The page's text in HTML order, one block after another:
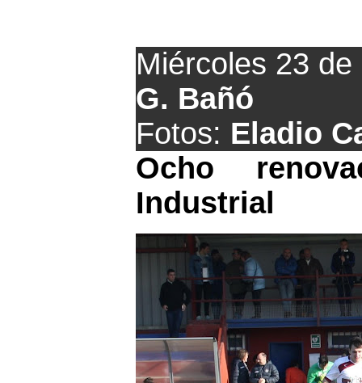
Miércoles 23
G. Bañó
Fotos: Eladio
Ocho
Industrial